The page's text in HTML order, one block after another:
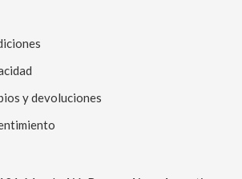
y devoluciones